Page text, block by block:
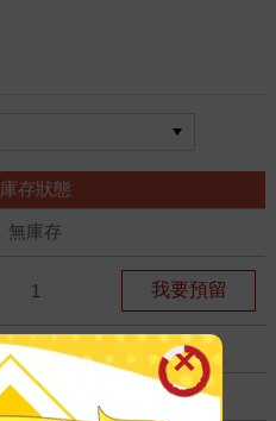
庫存狀態
無庫存
1 我要預留
無庫存
無庫存